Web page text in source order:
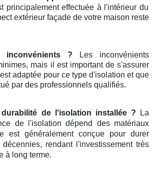
principalement effectuée à l'intérieur du
extérieur façade de votre maison reste
? Les inconvénients
mais il est important de s'assurer
adaptée pour ce type d'isolation et que
par des professionnels qualifiés.
de l'isolation installée ? La
de l'isolation dépend des matériaux
est généralement conçue pour durer
rendant l'investissement très
à long terme.